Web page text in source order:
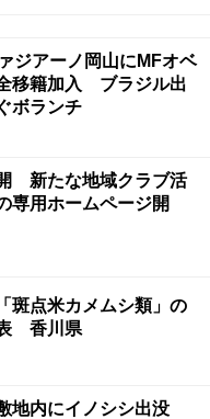
ジアーノ岡山にMFオベ
移籍加入 ブラジル出
ボランチ
新たな地域クラブ活
専用ホームページ開
斑点米カメムシ類」の
香川県
地内にイノシシ出没